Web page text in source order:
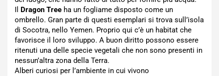
Il Dragon Tree ha un fogliame disposto come un
ombrello. Gran parte di questi esemplari si trova sull’isola
di Socotra, nello Yemen. Proprio qui c’è un habitat che
favorisce il loro sviluppo. A buon diritto possono essere
ritenuti una delle specie vegetali che non sono presenti in
nessun’altra zona della Terra.
Alberi curiosi per l’ambiente in cui vivono